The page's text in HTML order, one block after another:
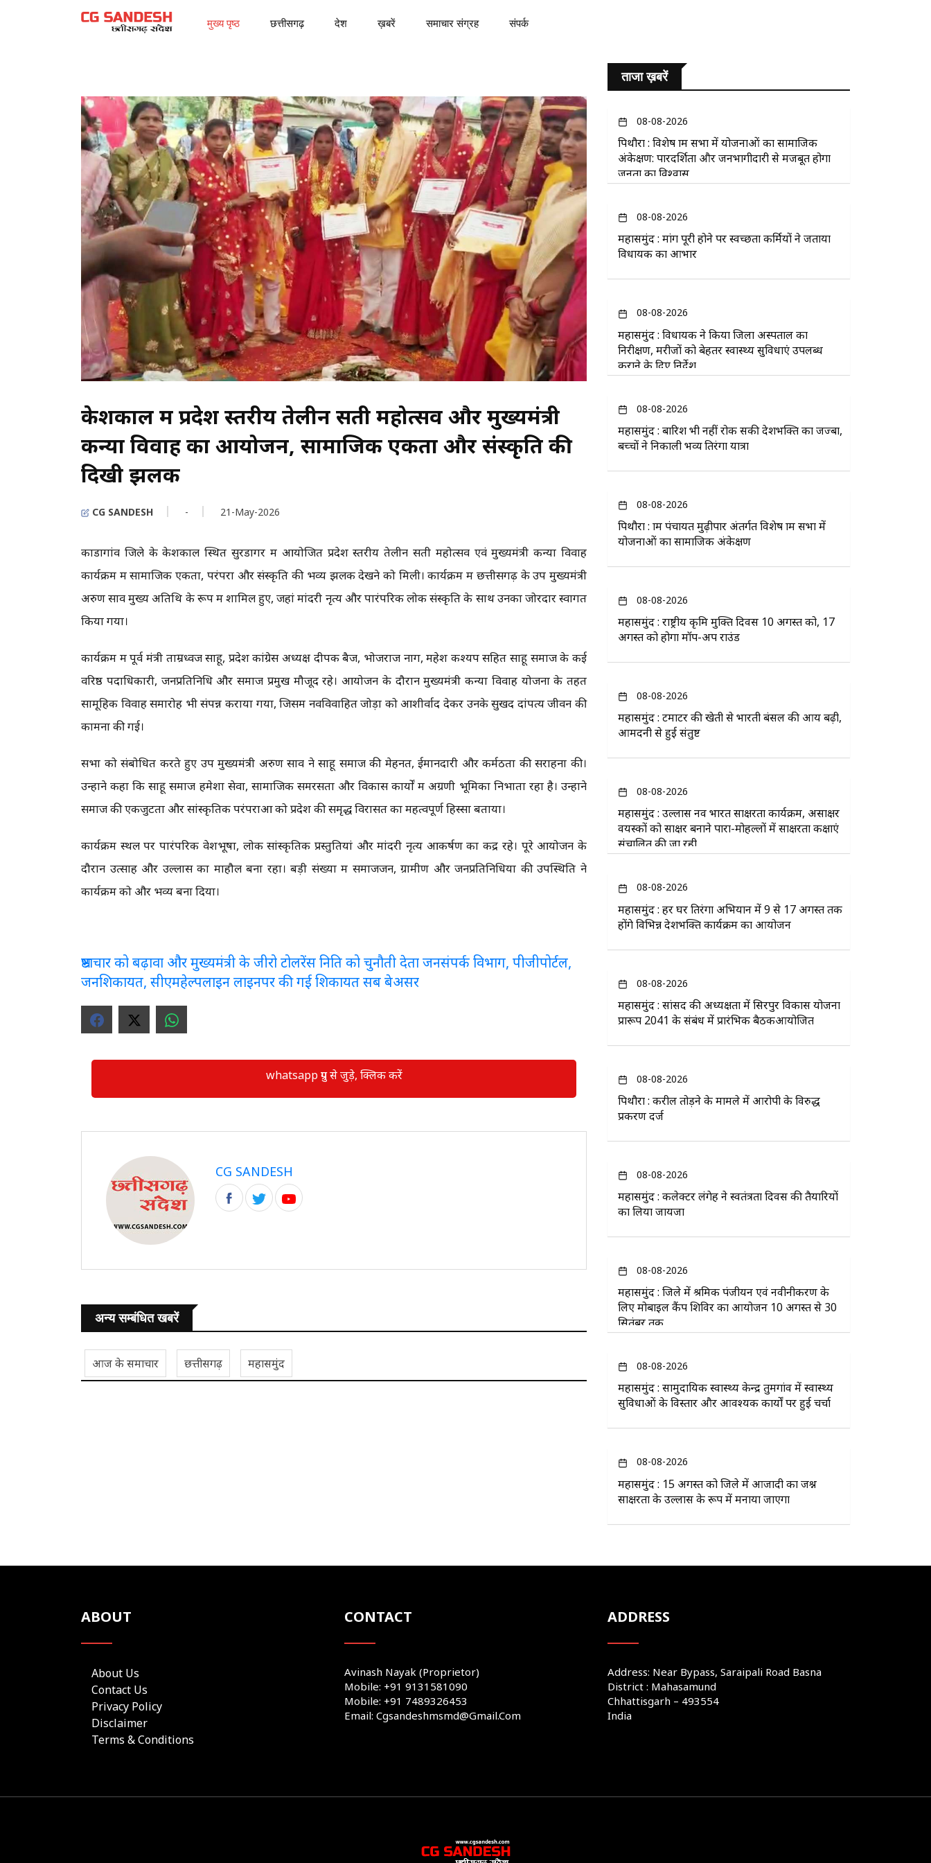
मुख्य पृष्ठ छत्तीसगढ़ देश ख़बरें समाचार संग्रह संपर्क
केशकाल में प्रदेश स्तरीय तेलीन सती महोत्सव और मुख्यमंत्री
कन्या विवाह का आयोजन, सामाजिक एकता और संस्कृति की
दिखी झलक
CG SANDESH - 21-May-2026
कोंडागांव जिले के केशकाल स्थित सुरडोंगर में आयोजित प्रदेश स्तरीय तेलीन सती महोत्सव एवं मुख्यमंत्री कन्या विवाह
कार्यक्रम में सामाजिक एकता, परंपरा और संस्कृति की भव्य झलक देखने को मिली। कार्यक्रम में छत्तीसगढ़ के उप मुख्यमंत्री
अरुण साव मुख्य अतिथि के रूप में शामिल हुए, जहां मांदरी नृत्य और पारंपरिक लोक संस्कृति के साथ उनका जोरदार स्वागत
किया गया।
कार्यक्रम में पूर्व मंत्री ताम्रध्वज साहू, प्रदेश कांग्रेस अध्यक्ष दीपक बैज, भोजराज नाग, महेश कश्यप सहित साहू समाज के कई
वरिष्ठ पदाधिकारी, जनप्रतिनिधि और समाज प्रमुख मौजूद रहे। आयोजन के दौरान मुख्यमंत्री कन्या विवाह योजना के तहत
सामूहिक विवाह समारोह भी संपन्न कराया गया, जिसमें नवविवाहित जोड़ों को आशीर्वाद देकर उनके सुखद दांपत्य जीवन की
कामना की गई।
सभा को संबोधित करते हुए उप मुख्यमंत्री अरुण साव ने साहू समाज की मेहनत, ईमानदारी और कर्मठता की सराहना की।
उन्होंने कहा कि साहू समाज हमेशा सेवा, सामाजिक समरसता और विकास कार्यों में अग्रणी भूमिका निभाता रहा है। उन्होंने
समाज की एकजुटता और सांस्कृतिक परंपराओं को प्रदेश की समृद्ध विरासत का महत्वपूर्ण हिस्सा बताया।
कार्यक्रम स्थल पर पारंपरिक वेशभूषा, लोक सांस्कृतिक प्रस्तुतियां और मांदरी नृत्य आकर्षण का केंद्र रहे। पूरे आयोजन के
दौरान उत्साह और उल्लास का माहौल बना रहा। बड़ी संख्या में समाजजन, ग्रामीण और जनप्रतिनिधियों की उपस्थिति ने
कार्यक्रम को और भव्य बना दिया।
भ्रष्टाचार को बढ़ावा और मुख्यमंत्री के जीरो टोलरेंस निति को चुनौती देता जनसंपर्क विभाग, पीजीपोर्टल,
जनशिकायत, सीएमहेल्पलाइन लाइनपर की गई शिकायत सब बेअसर
whatsapp ग्रुप से जुड़े, क्लिक करें
CG SANDESH
अन्य सम्बंधित खबरें
आज के समाचार छत्तीसगढ़ महासमुंद
ताजा ख़बरें
08-08-2026
पिथौरा : विशेष ग्राम सभा में योजनाओं का सामाजिक
अंकेक्षण: पारदर्शिता और जनभागीदारी से मजबूत होगा
जनता का विश्वास
08-08-2026
महासमुंद : मांग पूरी होने पर स्वच्छता कर्मियों ने जताया
विधायक का आभार
08-08-2026
महासमुंद : विधायक ने किया जिला अस्पताल का
निरीक्षण, मरीजों को बेहतर स्वास्थ्य सुविधाएं उपलब्ध
कराने के दिए निर्देश
08-08-2026
महासमुंद : बारिश भी नहीं रोक सकी देशभक्ति का जज्बा,
बच्चों ने निकाली भव्य तिरंगा यात्रा
08-08-2026
पिथौरा : ग्राम पंचायत मुढ़ीपार अंतर्गत विशेष ग्राम सभा में
योजनाओं का सामाजिक अंकेक्षण
08-08-2026
महासमुंद : राष्ट्रीय कृमि मुक्ति दिवस 10 अगस्त को, 17
अगस्त को होगा मॉप-अप राउंड
08-08-2026
महासमुंद : टमाटर की खेती से भारती बंसल की आय बढ़ी,
आमदनी से हुई संतुष्ट
08-08-2026
महासमुंद : उल्लास नव भारत साक्षरता कार्यक्रम, असाक्षर
वयस्कों को साक्षर बनाने पारा-मोहल्लों में साक्षरता कक्षाएं
संचालित की जा रही
08-08-2026
महासमुंद : हर घर तिरंगा अभियान में 9 से 17 अगस्त तक
होंगे विभिन्न देशभक्ति कार्यक्रम का आयोजन
08-08-2026
महासमुंद : सांसद की अध्यक्षता में सिरपुर विकास योजना
प्रारूप 2041 के संबंध में प्रारंभिक बैठकआयोजित
08-08-2026
पिथौरा : करील तोड़ने के मामले में आरोपी के विरुद्ध
प्रकरण दर्ज
08-08-2026
महासमुंद : कलेक्टर लंगेह ने स्वतंत्रता दिवस की तैयारियों
का लिया जायजा
08-08-2026
महासमुंद : जिले में श्रमिक पंजीयन एवं नवीनीकरण के
लिए मोबाइल कैंप शिविर का आयोजन 10 अगस्त से 30
सितंबर तक
08-08-2026
महासमुंद : सामुदायिक स्वास्थ्य केन्द्र तुमगांव में स्वास्थ्य
सुविधाओं के विस्तार और आवश्यक कार्यों पर हुई चर्चा
08-08-2026
महासमुंद : 15 अगस्त को जिले में आजादी का जश्न
साक्षरता के उल्लास के रूप में मनाया जाएगा
ABOUT
About Us
Contact Us
Privacy Policy
Disclaimer
Terms & Conditions
CONTACT
Avinash Nayak (Proprietor)
Mobile: +91 9131581090
Mobile: +91 7489326453
Email: Cgsandeshmsmd@gmail.com
ADDRESS
Address: Near Bypass, Saraipali Road Basna
District : Mahasamund
Chhattisgarh – 493554
India